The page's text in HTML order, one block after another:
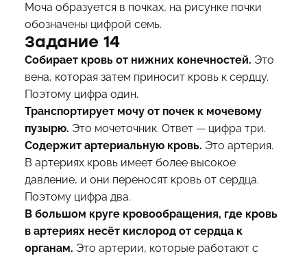
Моча образуется в почках, на рисунке почки
обозначены цифрой семь.
Задание 14
Собирает кровь от нижних конечностей. Это
вена, которая затем приносит кровь к сердцу.
Поэтому цифра один.
Транспортирует мочу от почек к мочевому
пузырю. Это мочеточник. Ответ — цифра три.
Содержит артериальную кровь. Это артерия.
В артериях кровь имеет более высокое
давление, и они переносят кровь от сердца.
Поэтому цифра два.
В большом круге кровообращения, где кровь
в артериях несёт кислород от сердца к
органам. Это артерии, которые работают с